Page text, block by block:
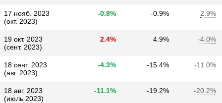
17 нояб. 2023
(окт. 2023)
-0.8% -0.9% 2.9%
19 окт. 2023
(сент. 2023)
2.4% 4.9% -4.0%
18 сент. 2023
(авг. 2023)
-4.3% -15.4% -11.0%
18 авг. 2023
(июль 2023)
-11.1% -19.2% -20.2%